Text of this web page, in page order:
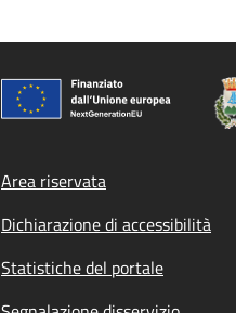
Footer menu
Area riservata
Dichiarazione di accessibilità
Statistiche del portale